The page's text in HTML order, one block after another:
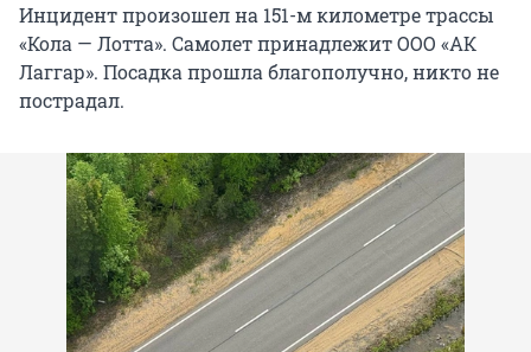
Инцидент произошел на 151-м километре трассы
«Кола — Лотта». Самолет принадлежит ООО «АК
Лаггар». Посадка прошла благополучно, никто не
пострадал.